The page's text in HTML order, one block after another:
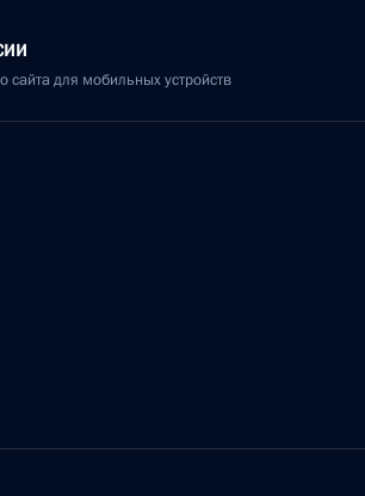
сайта для мобильных устройств